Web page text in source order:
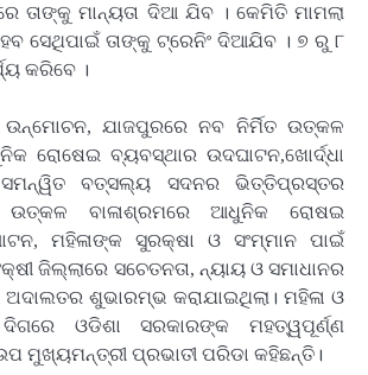
ତାଙ୍କୁ ମାନ୍ୟତା ଦିଆ ଯିବ । କେମିତି ମାମଲା
ସେଥିପାଇଁ ତାଙ୍କୁ ଟ୍ରେନିଂ ଦିଆଯିବ । ୭ ରୁ ୮
କରିବେ ।
ଉନ୍ମୋଚନ, ଯାଜପୁରରେ ନବ ନିର୍ମିତ ଉତ୍କଳ
ରୋଷେଇ ବ୍ୟବସ୍ଥାର ଉଦଘାଟନ,ଖୋର୍ଦ୍ଧା
ବତ୍ସଲ୍ୟ ସଦନର ଭିତ୍ତିପ୍ରସ୍ତର
ଉତ୍କଳ ବାଳାଶ୍ରମରେ ଆଧୁନିକ ରୋଷଇ
ମହିଳାଙ୍କ ସୁରକ୍ଷା ଓ ସଂମ୍ମାନ ପାଇଁ
ଜିଲ୍ଲାରେ ସଚେତନତା, ନ୍ୟାୟ ଓ ସମାଧାନର
ଶୁଭାରମ୍ଭ କରାଯାଇଥିଲା। ମହିଳା ଓ
ଓଡିଶା ସରକାରଙ୍କ ମହତ୍ୱପୂର୍ଣ୍ଣ
ମୁଖ୍ୟମନ୍ତ୍ରୀ ପ୍ରଭାତୀ ପରିଡା କହିଛନ୍ତି।